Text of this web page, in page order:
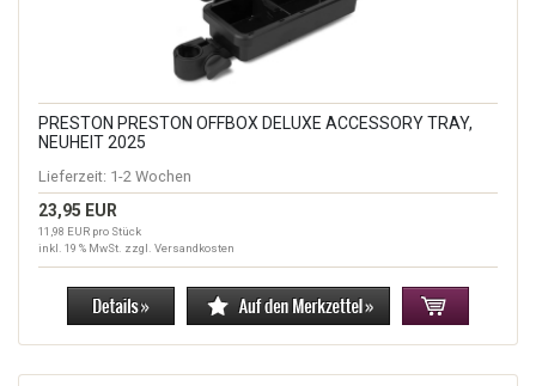
PRESTON PRESTON OFFBOX DELUXE ACCESSORY TRAY,
NEUHEIT 2025
Lieferzeit: 1-2 Wochen
23,95 EUR
11,98 EUR pro Stück
inkl. 19 % MwSt. zzgl. Versandkosten